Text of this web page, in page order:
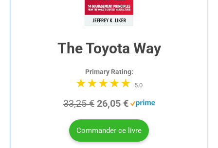
The Toyota Way
Primary Rating:
5.0
33,25 € 26,05 €
Commander ce livre